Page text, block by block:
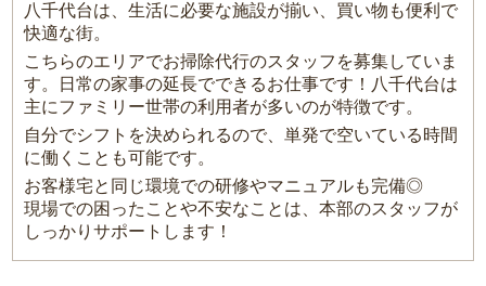
八千代台は、生活に必要な施設が揃い、買い物も便利で
快適な街。
こちらのエリアでお掃除代行のスタッフを募集していま
す。日常の家事の延長でできるお仕事です！八千代台は
主にファミリー世帯の利用者が多いのが特徴です。
自分でシフトを決められるので、単発で空いている時間
に働くことも可能です。
お客様宅と同じ環境での研修やマニュアルも完備◎
現場での困ったことや不安なことは、本部のスタッフが
しっかりサポートします！